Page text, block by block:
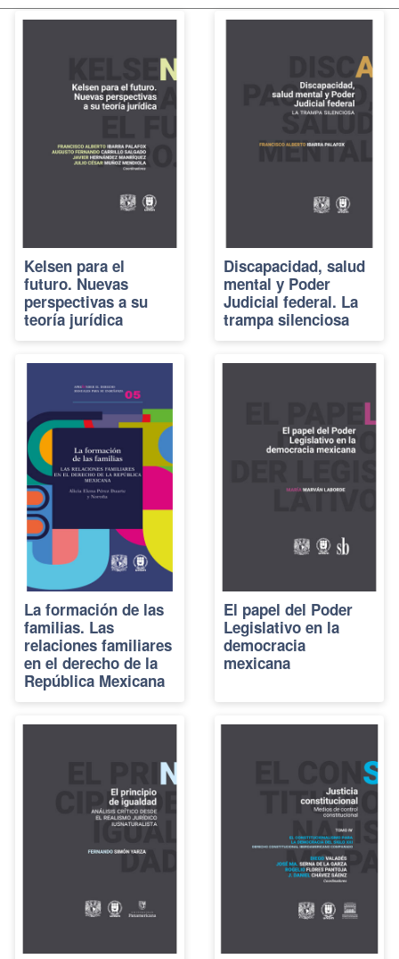
Kelsen para el
futuro. Nuevas
perspectivas a su
teoría jurídica
Discapacidad, salud
mental y Poder
Judicial federal. La
trampa silenciosa
La formación de las
familias. Las
relaciones familiares
en el derecho de la
República Mexicana
El papel del Poder
Legislativo en la
democracia
mexicana